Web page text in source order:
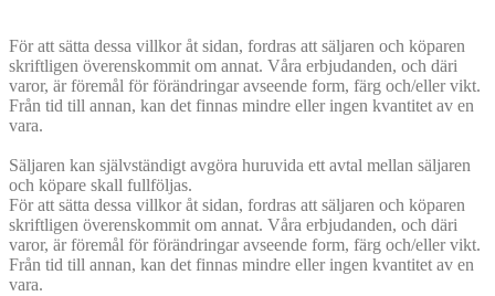
För att sätta dessa villkor åt sidan, fordras att säljaren och köparen
skriftligen överenskommit om annat. Våra erbjudanden, och däri
varor, är föremål för förändringar avseende form, färg och/eller vikt.
Från tid till annan, kan det finnas mindre eller ingen kvantitet av en
vara.
Säljaren kan självständigt avgöra huruvida ett avtal mellan säljaren
och köpare skall fullföljas.
För att sätta dessa villkor åt sidan, fordras att säljaren och köparen
skriftligen överenskommit om annat. Våra erbjudanden, och däri
varor, är föremål för förändringar avseende form, färg och/eller vikt.
Från tid till annan, kan det finnas mindre eller ingen kvantitet av en
vara.